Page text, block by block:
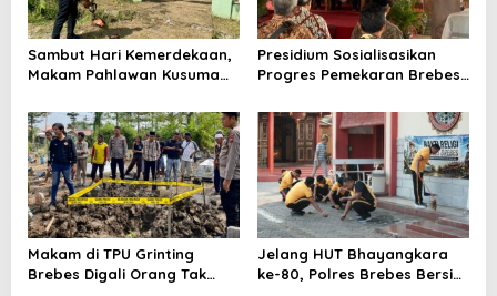
Sambut Hari Kemerdekaan,
Makam Pahlawan Kusuma
Dibersihkan
Presidium Sosialisasikan
Progres Pemekaran Brebes
Pansus DPRD Jateng Jadi
Tahap Berikutnya
Makam di TPU Grinting
Brebes Digali Orang Tak
Jelang HUT Bhayangkara
ke-80, Polres Brebes Bersih-